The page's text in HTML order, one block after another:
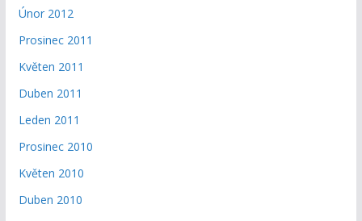
Únor 2012
Prosinec 2011
Květen 2011
Duben 2011
Leden 2011
Prosinec 2010
Květen 2010
Duben 2010